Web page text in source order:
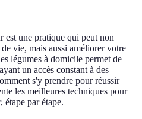
est une pratique qui peut non
vie, mais aussi améliorer votre
légumes à domicile permet de
un accès constant à des
s'y prendre pour réussir
les meilleures techniques pour
étape par étape.